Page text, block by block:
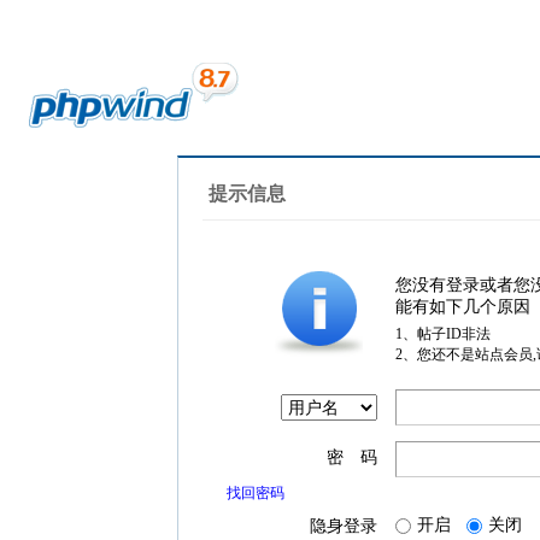
提示信息
您没有登录或者您
能有如下几个原因
1、帖子ID非法
2、您还不是站点会员
密 码
找回密码
隐身登录 开启 关闭